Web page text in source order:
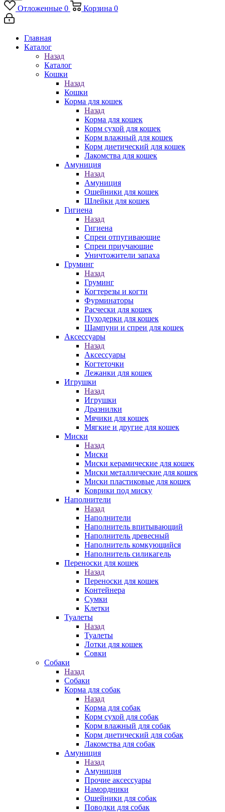
Отложенные 0 Корзина 0
Главная
Каталог
Назад
Каталог
Кошки
Назад
Кошки
Корма для кошек
Назад
Корма для кошек
Корм сухой для кошек
Корм влажный для кошек
Корм диетический для кошек
Лакомства для кошек
Амуниция
Назад
Амуниция
Ошейники для кошек
Шлейки для кошек
Гигиена
Назад
Гигиена
Спреи отпугивающие
Спреи приучающие
Уничтожители запаха
Груминг
Назад
Груминг
Когтерезы и когти
Фурминаторы
Расчески для кошек
Пуходерки для кошек
Шампуни и спреи для кошек
Аксессуары
Назад
Аксессуары
Когтеточки
Лежанки для кошек
Игрушки
Назад
Игрушки
Дразнилки
Мячики для кошек
Мягкие и другие для кошек
Миски
Назад
Миски
Миски керамические для кошек
Миски металлические для кошек
Миски пластиковые для кошек
Коврики под миску
Наполнители
Назад
Наполнители
Наполнитель впитывающий
Наполнитель древесный
Наполнитель комкующийся
Наполнитель силикагель
Переноски для кошек
Назад
Переноски для кошек
Контейнера
Сумки
Клетки
Туалеты
Назад
Туалеты
Лотки для кошек
Совки
Собаки
Назад
Собаки
Корма для собак
Назад
Корма для собак
Корм сухой для собак
Корм влажный для собак
Корм диетический для собак
Лакомства для собак
Амуниция
Назад
Амуниция
Прочие аксессуары
Намордники
Ошейники для собак
Поводки для собак